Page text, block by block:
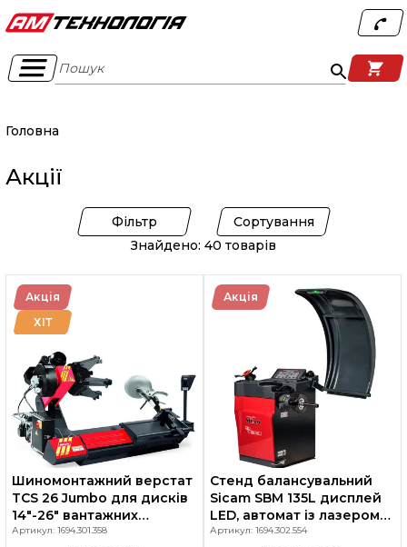
Пошук
Головна
Акції
Фільтр
Сортування
Знайдено: 40 товарів
Акція
ХІТ
Шиномонтажний верстат
TCS 26 Jumbo для дисків
14"-26" вантажних
автомобілів і автобусів,
Артикул: 1694.301.358
Акція
Стенд балансувальний
Sicam SBM 135L дисплей
LED, автомат із лазером
та підсвіткою
Артикул: 1694.302.554